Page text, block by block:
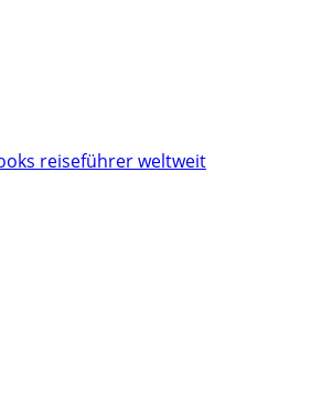
reiseführer weltweit